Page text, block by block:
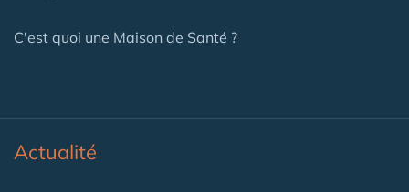
C'est quoi une Maison de Santé ?
Actualité